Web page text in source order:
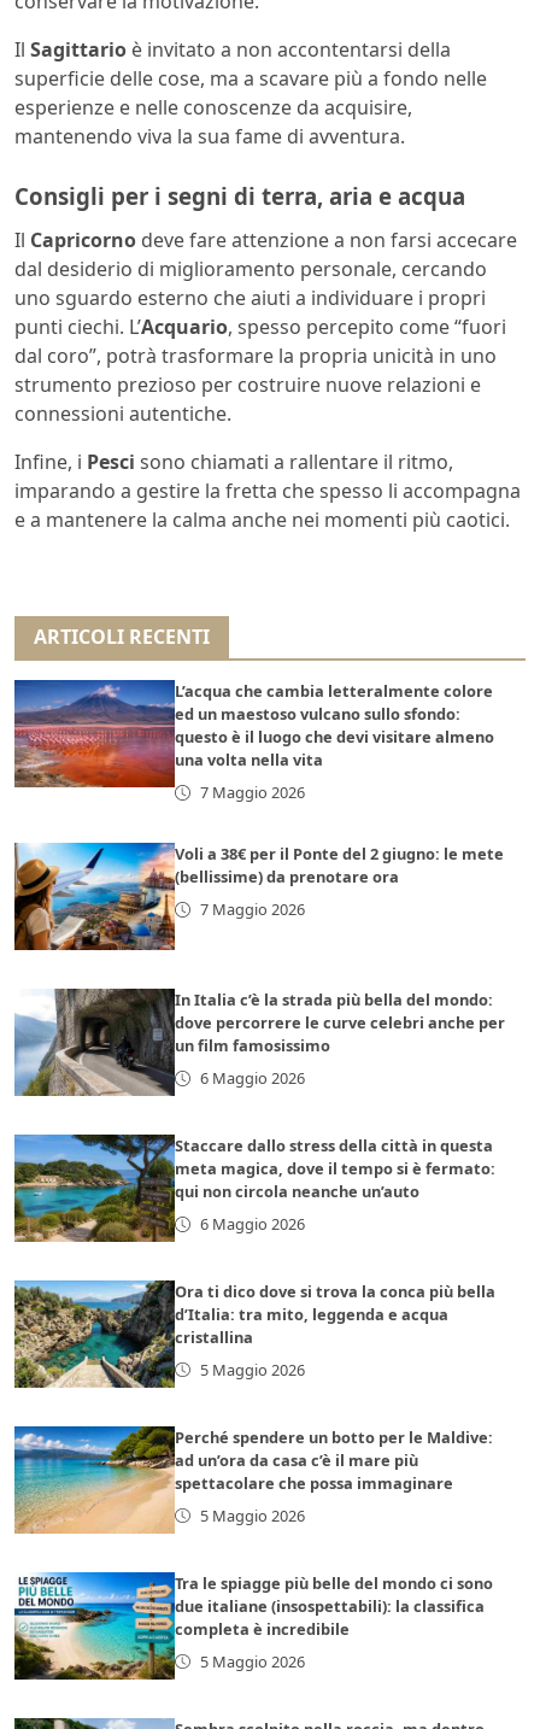
Il Sagittario è invitato a non accontentarsi della
superficie delle cose, ma a scavare più a fondo nelle
esperienze e nelle conoscenze da acquisire,
mantenendo viva la sua fame di avventura.
Consigli per i segni di terra, aria e acqua
Il Capricorno deve fare attenzione a non farsi accecare
dal desiderio di miglioramento personale, cercando
uno sguardo esterno che aiuti a individuare i propri
punti ciechi. L’Acquario, spesso percepito come “fuori
dal coro”, potrà trasformare la propria unicità in uno
strumento prezioso per costruire nuove relazioni e
connessioni autentiche.
Infine, i Pesci sono chiamati a rallentare il ritmo,
imparando a gestire la fretta che spesso li accompagna
e a mantenere la calma anche nei momenti più caotici.
ARTICOLI RECENTI
L’acqua che cambia letteralmente colore
ed un maestoso vulcano sullo sfondo:
questo è il luogo che devi visitare almeno
una volta nella vita
7 Maggio 2026
Voli a 38€ per il Ponte del 2 giugno: le mete
(bellissime) da prenotare ora
7 Maggio 2026
In Italia c’è la strada più bella del mondo:
dove percorrere le curve celebri anche per
un film famosissimo
6 Maggio 2026
Staccare dallo stress della città in questa
meta magica, dove il tempo si è fermato:
qui non circola neanche un’auto
6 Maggio 2026
Ora ti dico dove si trova la conca più bella
d’Italia: tra mito, leggenda e acqua
cristallina
5 Maggio 2026
Perché spendere un botto per le Maldive:
ad un’ora da casa c’è il mare più
spettacolare che possa immaginare
5 Maggio 2026
Tra le spiagge più belle del mondo ci sono
due italiane (insospettabili): la classifica
completa è incredibile
5 Maggio 2026